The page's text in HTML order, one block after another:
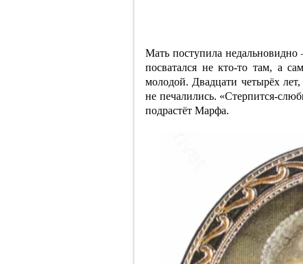
Мать поступила недальновидно
посватался не кто-то там, а
молодой. Двадцати четырёх
не печалились. «Стерпится-
подрастёт Марфа.